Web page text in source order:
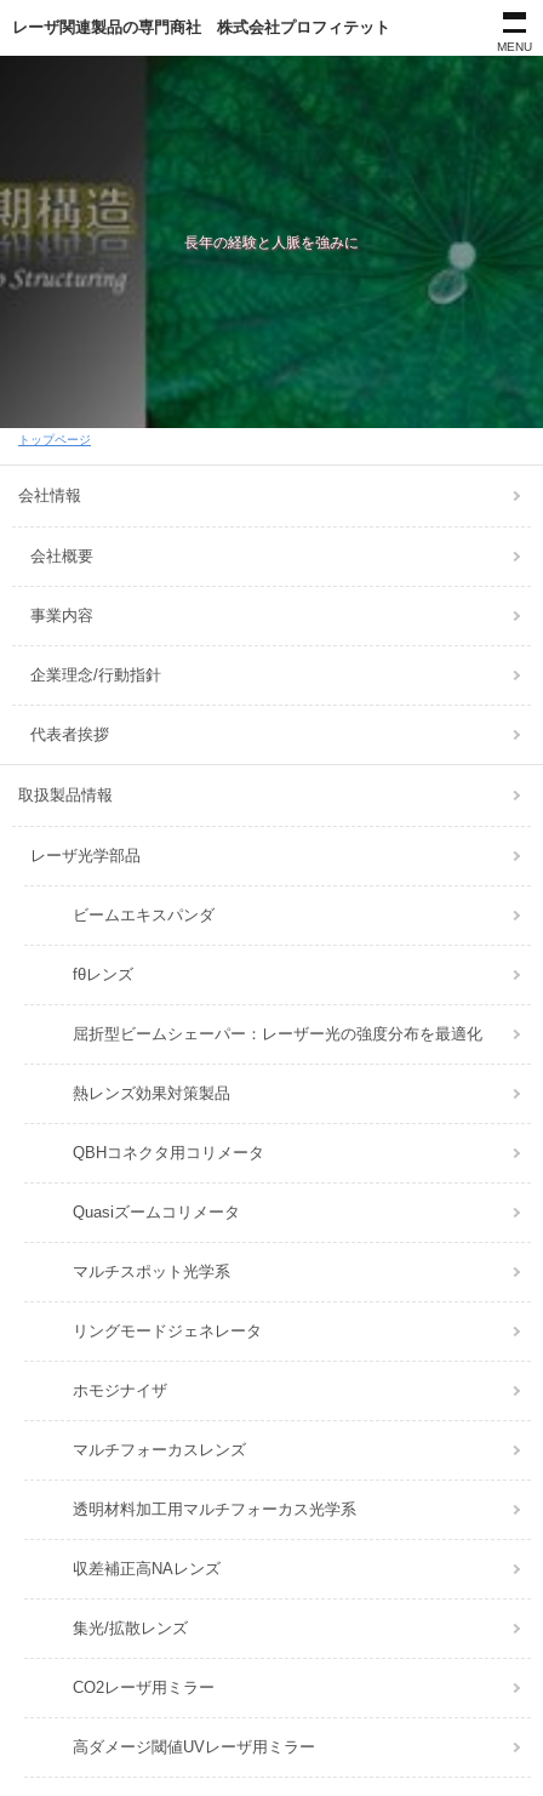
レーザ関連製品の専門商社 株式会社プロフィテット
MENU
株式会社プロフィテットは
長年の経験と人脈を強みに
トップページ
会社情報
会社概要
事業内容
企業理念/行動指針
代表者挨拶
取扱製品情報
レーザ光学部品
ビームエキスパンダ
fθレンズ
屈折型ビームシェーパー：レーザー光の強度分布を最適化
熱レンズ効果対策製品
QBHコネクタ用コリメータ
Quasiズームコリメータ
マルチスポット光学系
リングモードジェネレータ
ホモジナイザ
マルチフォーカスレンズ
透明材料加工用マルチフォーカス光学系
収差補正高NAレンズ
集光/拡散レンズ
CO2レーザ用ミラー
高ダメージ閾値UVレーザ用ミラー